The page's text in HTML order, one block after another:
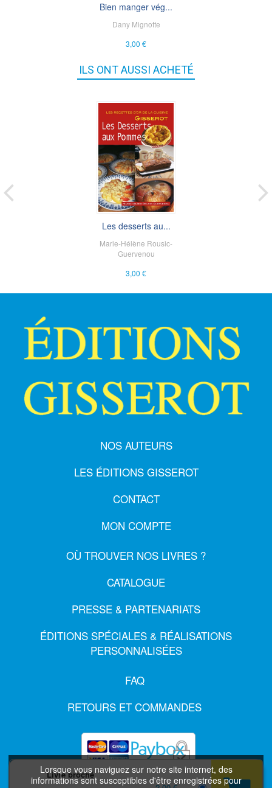
Lorsque vous naviguez sur notre site internet, des
informations sont susceptibles d'être enregistrées pour
Livre broché
Bien manger vég...
Dany Mignotte
3,00 €
ILS ONT AUSSI ACHETÉ
Les desserts au...
Marie-Hélène Rousic-
Guervenou
3,00 €
NOS AUTEURS
LES ÉDITIONS GISSEROT
CONTACT
MON COMPTE
OÙ TROUVER NOS LIVRES ?
CATALOGUE
PRESSE & PARTENARIATS
ÉDITIONS SPÉCIALES & RÉALISATIONS
PERSONNALISÉES
FAQ
RETOURS ET COMMANDES